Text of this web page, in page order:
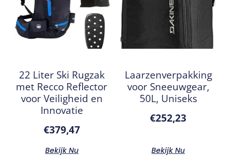
22 Liter Ski Rugzak
met Recco Reflector
voor Veiligheid en
Innovatie
€379,47
Bekijk Nu
Laarzenverpakking
voor Sneeuwgear,
50L, Uniseks
€252,23
Bekijk Nu